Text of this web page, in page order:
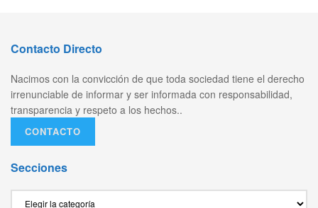
Contacto Directo
Nacimos con la convicción de que toda sociedad tiene el derecho
irrenunciable de informar y ser informada con responsabilidad,
transparencia y respeto a los hechos..
CONTACTO
Secciones